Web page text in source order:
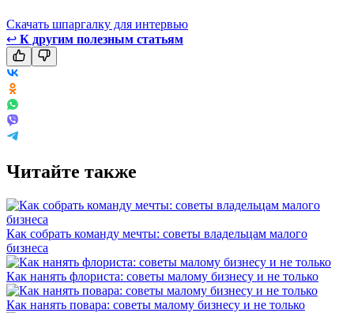
Скачать шпаргалку для интервью
↩ К другим полезным статьям
Читайте также
Как собрать команду мечты: советы владельцам малого
бизнеса
Как нанять флориста: советы малому бизнесу и не только
Как нанять повара: советы малому бизнесу и не только